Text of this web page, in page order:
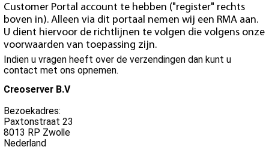
Customer Portal account te hebben ("register" rechts
boven in). Alleen via dit portaal nemen wij een RMA aan.
U dient hiervoor de richtlijnen te volgen die volgens onze
voorwaarden van toepassing zijn.
Indien u vragen heeft over de verzendingen dan kunt u
contact met ons opnemen.
Creoserver B.V
Bezoekadres:
Paxtonstraat 23
8013 RP Zwolle
Nederland